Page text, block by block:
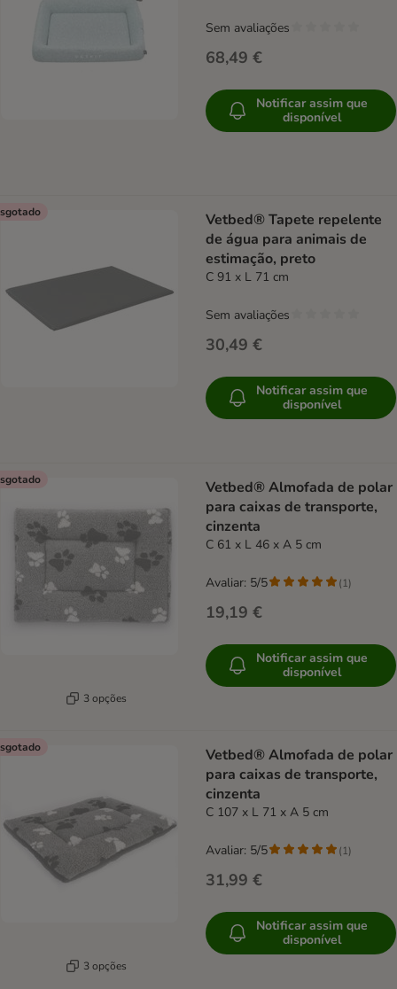
68,49 €
Sem avaliações
Notificar assim que
disponível
Vetbed® Tapete repelente
de água para animais de
estimação, preto
C 91 x L 71 cm
30,49 €
Sem avaliações
Notificar assim que
disponível
3 opções
Vetbed® Almofada de polar
para caixas de transporte,
cinzenta
C 61 x L 46 x A 5 cm
19,19 €
Avaliar: 5/5 (1)
Notificar assim que
disponível
3 opções
Vetbed® Almofada de polar
para caixas de transporte,
cinzenta
C 107 x L 71 x A 5 cm
31,99 €
Avaliar: 5/5 (1)
Notificar assim que
disponível